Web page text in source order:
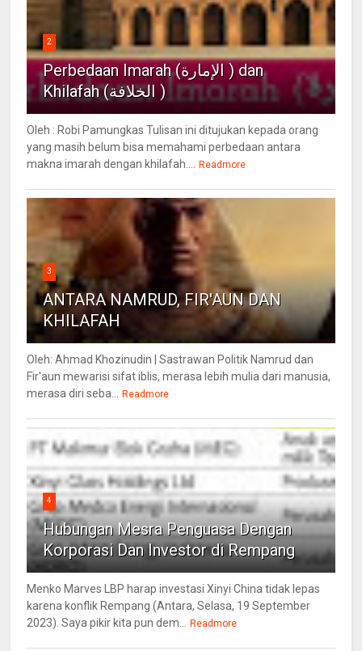
2
Perbedaan Imarah (الإمارة ) dan
Khilafah (الخلافة )
Oleh : Robi Pamungkas Tulisan ini ditujukan kepada orang
yang masih belum bisa memahami perbedaan antara
makna imarah dengan khilafah.... Readmore
3
ANTARA NAMRUD, FIR'AUN DAN
KHILAFAH
Oleh: Ahmad Khozinudin | Sastrawan Politik Namrud dan
Fir'aun mewarisi sifat iblis, merasa lebih mulia dari manusia,
merasa diri seba... Readmore
4
Hubungan Mesra Penguasa Dengan
Korporasi Dan Investor di Rempang
Menko Marves LBP harap investasi Xinyi China tidak lepas
karena konflik Rempang (Antara, Selasa, 19 September
2023). Saya pikir kita pun dem... Readmore